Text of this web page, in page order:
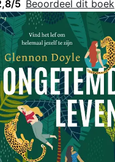
2,75 uit 5
5 Beoordeel dit boek